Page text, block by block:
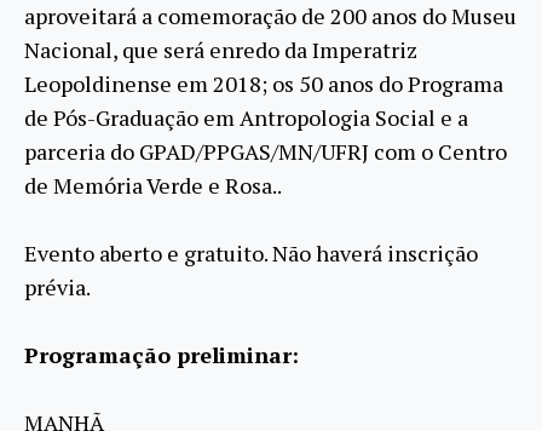
aproveitará a comemoração de 200 anos do Museu
Nacional, que será enredo da Imperatriz
Leopoldinense em 2018; os 50 anos do Programa
de Pós-Graduação em Antropologia Social e a
parceria do GPAD/PPGAS/MN/UFRJ com o Centro
de Memória Verde e Rosa..
Evento aberto e gratuito. Não haverá inscrição
prévia.
Programação preliminar:
MANHÃ